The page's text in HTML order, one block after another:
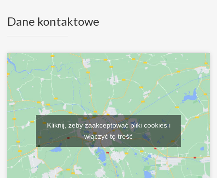
Dane kontaktowe
Kliknij, żeby zaakceptować pliki cookies i
włączyć tę treść